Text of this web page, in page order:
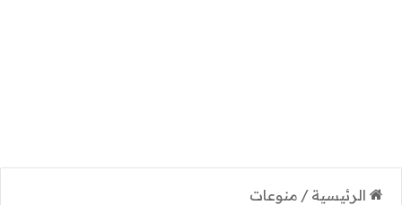
الرئيسية / منوعات